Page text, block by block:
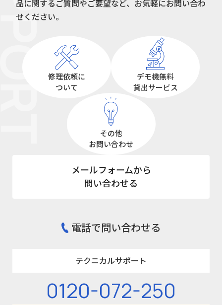
品に関するご質問やご要望など、お気軽にお問い合わ
せください。
修理依頼に
ついて
デモ機無料
貸出サービス
その他
お問い合わせ
メールフォームから
問い合わせる
電話で問い合わせる
テクニカルサポート
0120-072-250